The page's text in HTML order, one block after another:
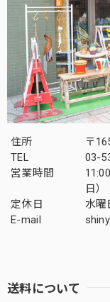
住所
〒
TEL
03-
営業時間
日）
定休日
水曜
E-mail
送料について